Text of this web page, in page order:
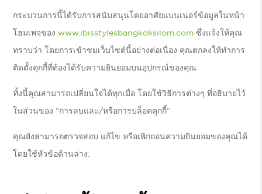
กระบวนการนี้ได้รับการสนับสนุนโดยอาศัยแบนเนอร์ข้อมูลในหน้า
โฮมเพจของwww.ibisstylesbangkoksilom.com ซึ่งแจ้งให้คุณ
ทราบว่า โดยการเข้าชมเว็บไซต์นี้อย่างต่อเนื่อง คุณตกลงให้ทำการ
ติดตั้งคุกกี้ที่ต้องได้รับความยินยอมบนอุปกรณ์ของคุณ
ทั้งนี้คุณสามารถเปลี่ยนใจได้ทุกเมื่อ โดยใช้วิธีการต่างๆ ที่อธิบายไว้
ในส่วนของ “การลบและ/หรือการบล็อคคุกกี้”
คุณยังสามารถตรวจสอบ แก้ไข หรือเพิกถอนความยินยอมของคุณได้
โดยใช้หัวข้อด้านล่าง: